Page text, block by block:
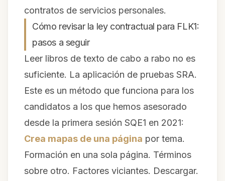
contratos de servicios personales.
Cómo revisar la ley contractual para FLK1:
pasos a seguir
Leer libros de texto de cabo a rabo no es
suficiente. La aplicación de pruebas SRA.
Este es un método que funciona para los
candidatos a los que hemos asesorado
desde la primera sesión SQE1 en 2021:
Crea mapas de una página por tema.
Formación en una sola página. Términos
sobre otro. Factores viciantes. Descargar.